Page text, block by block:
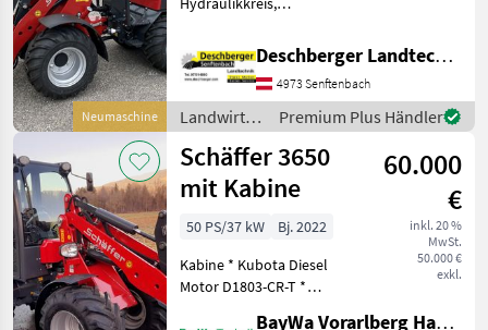
Neumaschine
hydr. Geräteverriegelung
Neuer Hoflader Schäffer
2630 - 3-Zylinder-
Dieselmotor Kubota mit 25
PS - Hyd
Deschberger Landtechnik GmbH
4973 Senftenbach
Landwirtsch.
Motorfahrzeuge
/ Schäffer
Premium Plus Händler
Schäffer 3650
mit Kabine
60.000
€
inkl. 20 %
MwSt.
50.000 €
exkl.
50 PS/37 kW
Bj. 2022
Kabine * Kubota Diesel
Motor D1803-CR-T *
BayWa Vorarlberg HandelsGmbH BayWa Technik